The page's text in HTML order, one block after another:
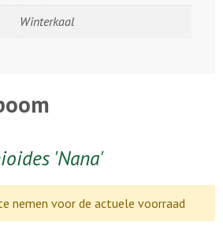
Winterkaal
'Nana'
nemen voor de actuele voorraad